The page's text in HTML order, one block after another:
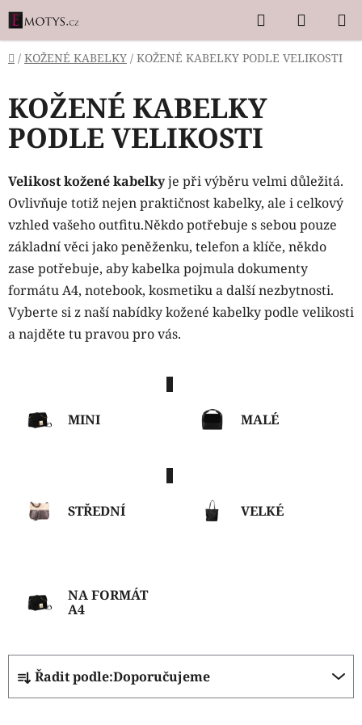
Přejít
na
obsah
Hledat
KOŠÍK
Domů
/ KOŽENÉ KABELKY / KOŽENÉ KABELKY PODLE VELIKOSTI
KOŽENÉ KABELKY
PODLE VELIKOSTI
Velikost kožené kabelkyje při výběru velmi důležitá.
Ovlivňuje totiž nejen praktičnost kabelky, ale i celkový
vzhled vašeho outfitu.Někdo potřebuje s sebou pouze
základní věci jako peněženku, telefon a klíče, někdo
zase potřebuje, aby kabelka pojmula dokumenty
formátu A4, notebook, kosmetiku a další nezbytnosti.
Vyberte si z naší nabídky kožené kabelky podle velikosti
a najděte tu pravou pro vás.
MINI MALÉ
STŘEDNÍ VELKÉ
NA FORMÁT
A4
Ř
a
z
Řadit podle:Doporučujeme